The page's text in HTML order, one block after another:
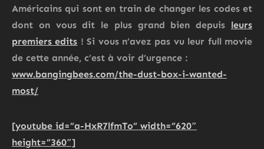
Américains qui sont en train de changer les codes et
dont on vous dit le plus grand bien depuis leurs
premiers edits ! Si vous n’avez pas vu leur full movie
de cette année, c’est à voir d’urgence :
www.bangingbees.com/the-dust-box-i-wanted-
most/
[youtube id=”a-HxR7lfmTo” width=”620″
height=”360″]